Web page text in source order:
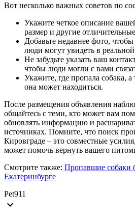
Вот несколько важных советов по
Укажите четкое описание
размер и другие
Добавьте недавнее фото,
люди могут увидеть в
Не забудьте указать ваш
чтобы люди могли с вами
Укажите, где пропала собака,
она может находиться.
После размещения объявления
общайтесь с теми, кто может вам
обновлять информацию и
источниках. Помните, что поиск
Кировграде – это совместные
может помочь вернуть вашего
Смотрите также: Пропавшие собаки
Екатеринбурге
Pet911
expand_more